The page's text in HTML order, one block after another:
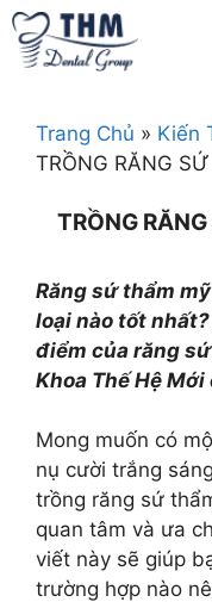
Trang Chủ » Kiến
TRỒNG RĂNG
TRỒNG
Răng sứ thẩm
loại nào tốt
điểm của răng
Khoa Thế Hệ
Mong muốn có
nụ cười trắng
trồng răng sứ
quan tâm và ưa
viết này sẽ giúp
trường hợp nào